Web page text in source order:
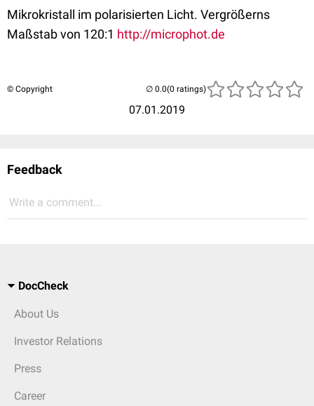
Mikrokristall im polarisierten Licht. Vergrößerns
Maßstab von 120:1 http://microphot.de
© Copyright
07.01.2019
(0 ratings)
Feedback
Write a comment...
DocCheck
About Us
Investor Relations
Press
Career